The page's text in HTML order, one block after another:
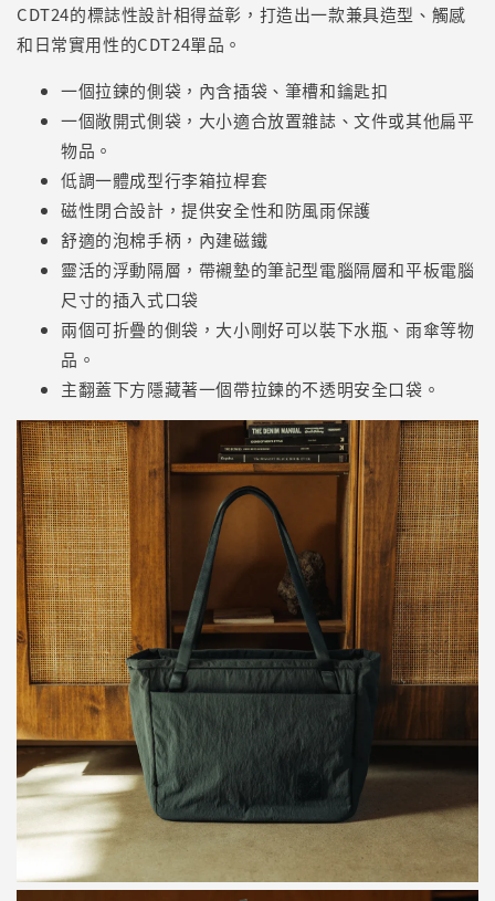
CDT24的標誌性設計相得益彰，打造出一款兼具造型、觸感
和日常實用性的CDT24單品。
一個拉鍊的側袋，內含插袋、筆槽和鑰匙扣
一個敞開式側袋，大小適合放置雜誌、文件或其他扁平
物品。
低調一體成型行李箱拉桿套
磁性閉合設計，提供安全性和防風雨保護
舒適的泡棉手柄，內建磁鐵
靈活的浮動隔層，帶襯墊的筆記型電腦隔層和平板電腦
尺寸的插入式口袋
兩個可折疊的側袋，大小剛好可以裝下水瓶、雨傘等物
品。
主翻蓋下方隱藏著一個帶拉鍊的不透明安全口袋。